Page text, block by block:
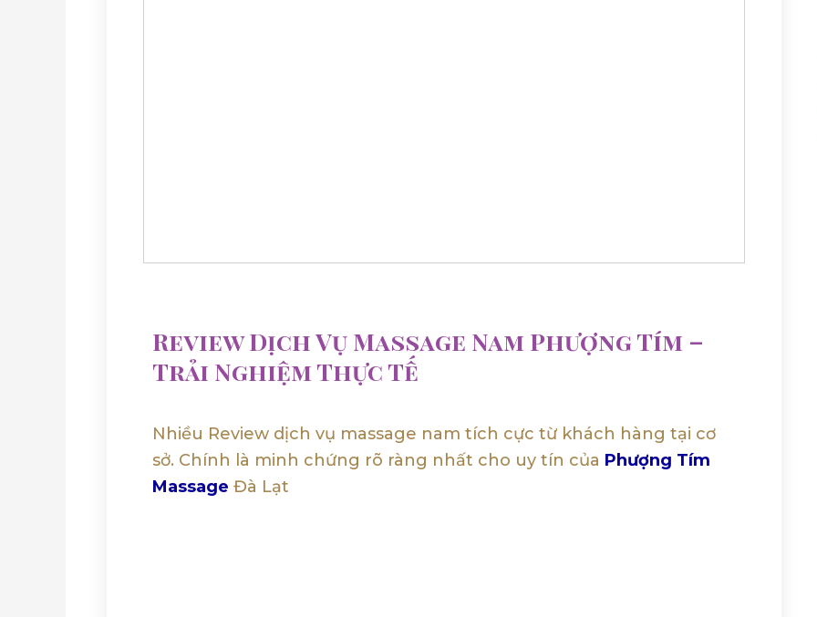
Review Dịch Vụ Massage Nam Phượng Tím –
Trải Nghiệm Thực Tế
Nhiều Review dịch vụ massage nam tích cực từ khách hàng tại cơ
sở. Chính là minh chứng rõ ràng nhất cho uy tín của Phượng Tím
Massage Đà Lạt